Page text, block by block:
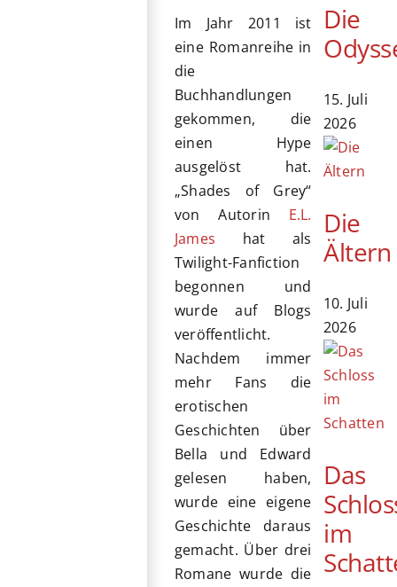
Im Jahr 2011 ist
eine Romanreihe in
die
Buchhandlungen
gekommen, die
einen Hype
ausgelöst hat.
„Shades of Grey“
von Autorin E.L.
James hat als
Twilight-Fanfiction
begonnen und
wurde auf Blogs
veröffentlicht.
Nachdem immer
mehr Fans die
erotischen
Geschichten über
Bella und Edward
gelesen haben,
wurde eine eigene
Geschichte daraus
gemacht. Über drei
Romane wurde die
Die
15. Juli
2026
Die
Ältern
10. Juli
2026
Das
im